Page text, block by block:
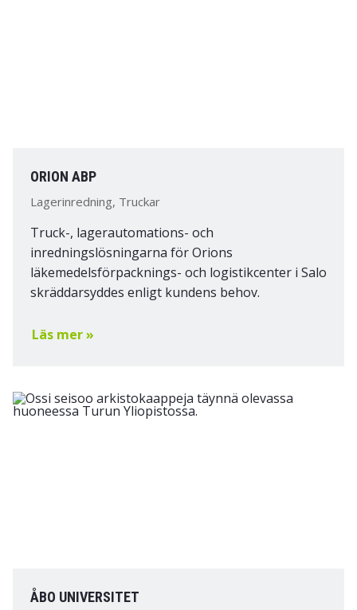
ORION ABP
Lagerinredning, Truckar
Truck-, lagerautomations- och
inredningslösningarna för Orions
läkemedelsförpacknings- och logistikcenter i Salo
skräddarsyddes enligt kundens behov.
Läs mer »
ÅBO UNIVERSITET